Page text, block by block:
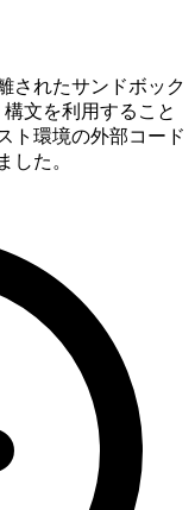
されたサンドボック
構文を利用すること
ト環境の外部コード
した。